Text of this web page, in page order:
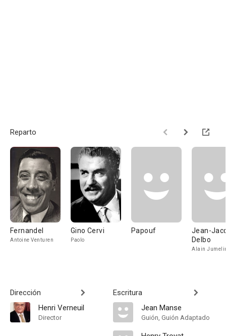
Reparto
Fernandel
Antoine Venturen
Gino Cervi
Paolo
Papouf
Jean-
Delbo
Alain
Dirección
Henri Verneuil
Director
Escritura
Jean Manse
Guión, Guión Adaptado